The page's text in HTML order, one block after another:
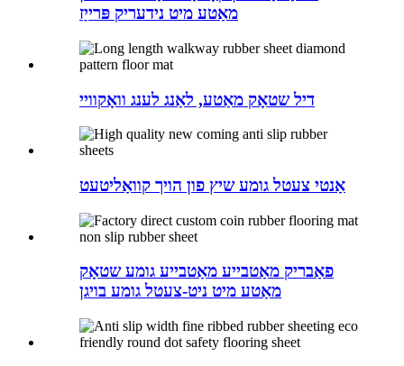
מאַטע מיט נידעריק פּרייַז
דיל שטאָק מאַטע, לאַנג לענג וואָקוויי
אַנטי צעטל גומע שיץ פון הויך קוואַליטעט
פאַבריק מאַטבייע מאַטבייע גומע שטאָק
מאַטע מיט ניט-צעטל גומע בויגן